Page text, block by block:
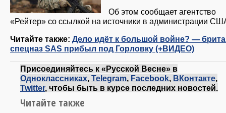
Об этом сообщает агентство
«Рейтер» со ссылкой на источники в администрации
Читайте также: Дело идёт к большой войне? —
спецназ SAS прибыл под Горловку (+ВИДЕО)
Присоединяйтесь к «Русской Весне» в
Одноклассниках, Telegram, Facebook, ВКонтакте,
Twitter, чтобы быть в курсе последних новостей.
Читайте также